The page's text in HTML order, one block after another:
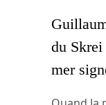
du
mer